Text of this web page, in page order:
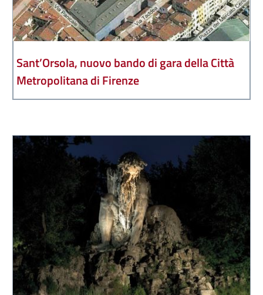
Sant’Orsola, nuovo bando di gara della Città
Metropolitana di Firenze